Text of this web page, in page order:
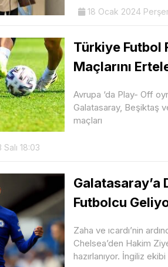
18 Ocak 2024
Türkiye Futbol
Maçlarını
Avrupa ‘da Play- Off
Galatasaray, Beşiktaş
maçları
18:03
Galatasaray’a
Futbolcu
Zaha ve ıcardı’nin
Chelsea’den Hakim
hazırlanıyor. İngiliz ekibi